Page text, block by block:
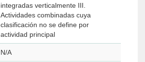
integradas verticalmente III.
Actividades combinadas cuya
clasificación no se define por
actividad principal
N/A